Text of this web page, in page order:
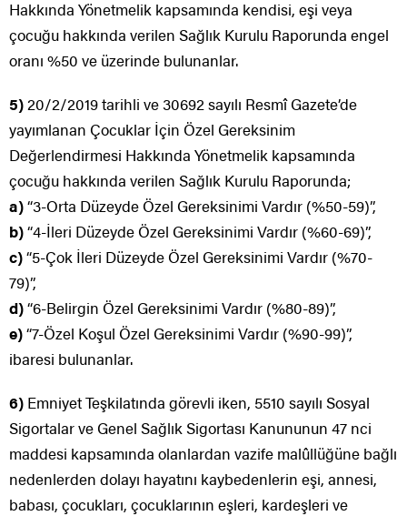
Hakkında Yönetmelik kapsamında kendisi, eşi veya
çocuğu hakkında verilen Sağlık Kurulu Raporunda engel
oranı %50 ve üzerinde bulunanlar.
5)20/2/2019 tarihli ve 30692 sayılı Resmî Gazete’de
yayımlanan Çocuklar İçin Özel Gereksinim
Değerlendirmesi Hakkında Yönetmelik kapsamında
çocuğu hakkında verilen Sağlık Kurulu Raporunda;
a)“3-Orta Düzeyde Özel Gereksinimi Vardır (%50-59)”,
b)“4-İleri Düzeyde Özel Gereksinimi Vardır (%60-69)”,
c)“5-Çok İleri Düzeyde Özel Gereksinimi Vardır (%70-
79)”,
d)“6-Belirgin Özel Gereksinimi Vardır (%80-89)”,
e)“7-Özel Koşul Özel Gereksinimi Vardır (%90-99)”,
ibaresi bulunanlar.
6) Emniyet Teşkilatında görevli iken, 5510 sayılı Sosyal
Sigortalar ve Genel Sağlık Sigortası Kanununun 47 nci
maddesi kapsamında olanlardan vazife malûllüğüne bağlı
nedenlerden dolayı hayatını kaybedenlerin eşi, annesi,
babası, çocukları, çocuklarının eşleri, kardeşleri ve